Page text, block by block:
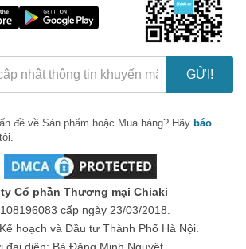
GỬI!
đề về Sản phẩm hoặc Mua hàng? Hãy báo
Cổ phần Thương mại Chiaki
cấp ngày 23/03/2018.
hoạch và Đầu tư Thành Phố Hà Nội.
Giá Dành Riêng Cho Bạn
cho bất kỳ đơn hàng nào.